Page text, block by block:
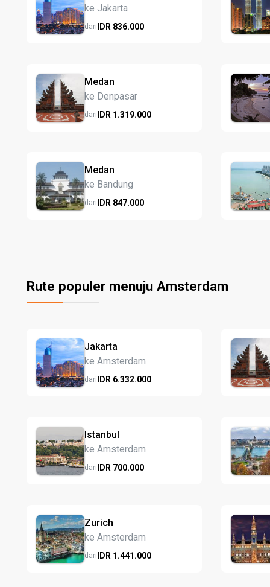
ke Jakarta
dariIDR 836.000
Medan
ke Denpasar
dariIDR 1.319.000
Medan
ke Bandung
dariIDR 847.000
Rute populer menuju Amsterdam
Jakarta
ke Amsterdam
dariIDR 6.332.000
Istanbul
ke Amsterdam
dariIDR 700.000
Zurich
ke Amsterdam
dariIDR 1.441.000